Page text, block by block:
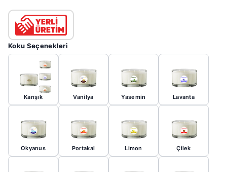
Koku Seçenekleri
Karışık Vanilya Yasemin Lavanta
Okyanus Portakal Limon Çilek